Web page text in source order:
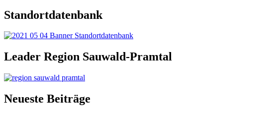
Standortdatenbank
Leader Region Sauwald-Pramtal
Neueste Beiträge